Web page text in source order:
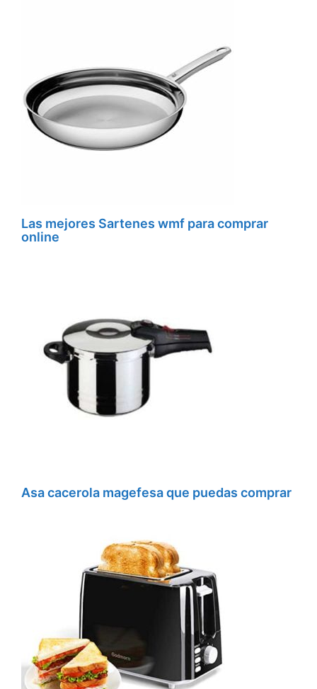
Las mejores Sartenes wmf para comprar
online
Asa cacerola magefesa que puedas comprar